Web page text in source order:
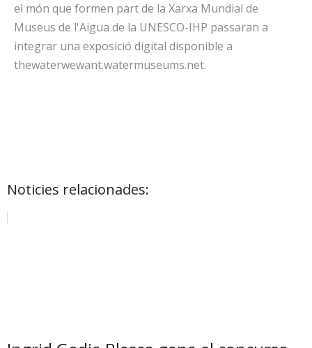
el món que formen part de la Xarxa Mundial de
Museus de l'Aigua de la UNESCO-IHP passaran a
integrar una exposició digital disponible a
thewaterwewant.watermuseums.net.
Noticies relacionades: